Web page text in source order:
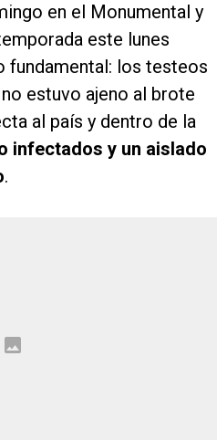
en el Monumental y
este lunes
fundamental: los testeos
estuvo ajeno al brote
al país y dentro de la
infectados y un aislado
.